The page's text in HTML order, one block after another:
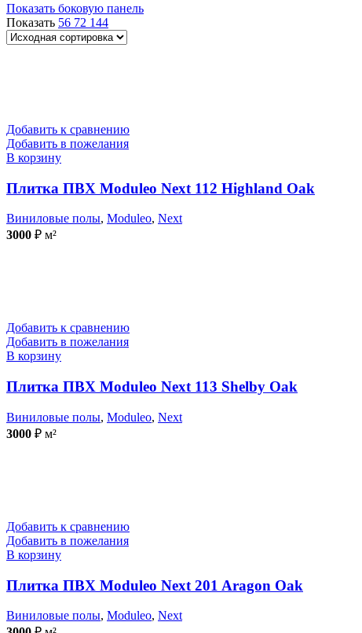
Показать боковую панель
Показать 56 72 144
Добавить к сравнению
Добавить в пожелания
В корзину
Плитка ПВХ Moduleo Next 112 Highland Oak
Виниловые полы, Moduleo, Next
3000 ₽ м²
Добавить к сравнению
Добавить в пожелания
В корзину
Плитка ПВХ Moduleo Next 113 Shelby Oak
Виниловые полы, Moduleo, Next
3000 ₽ м²
Добавить к сравнению
Добавить в пожелания
В корзину
Плитка ПВХ Moduleo Next 201 Aragon Oak
Виниловые полы, Moduleo, Next